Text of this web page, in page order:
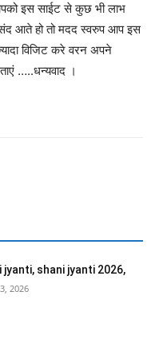
इस साईट से कुछ भी लाभ
आते हो तो मदद स्वरुप आप इस
विजिट करे वरन अपने
…..धन्यवाद ।
jyanti, shani jyanti 2026,
2026